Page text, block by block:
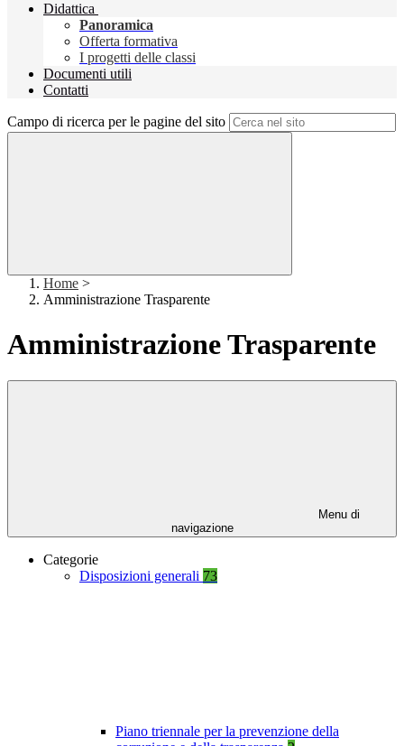
Didattica
Panoramica
Offerta formativa
I progetti delle classi
Documenti utili
Contatti
Campo di ricerca per le pagine del sito
Home >
Amministrazione Trasparente
Amministrazione Trasparente
Menu di
navigazione
Categorie
Disposizioni generali 73
Piano triennale per la prevenzione della